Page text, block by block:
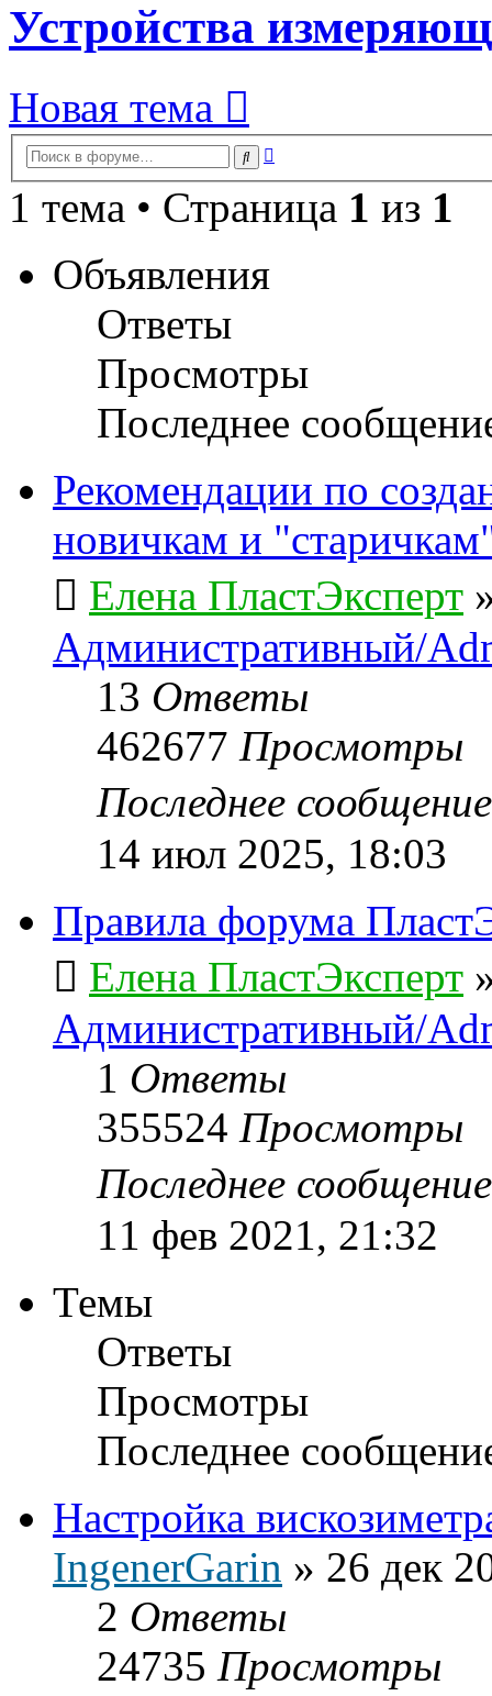
Устройства
Новая тема
Поиск
1 тема • Страница 1 из 1
Объявления
Ответы
Просмотры
Последнее
Рекомендации по
новичкам и
Елена ПластЭксперт
Административный/
13 Ответы
462677 Просмотры
Последнее
14 июл 2025, 18:03
Правила форума
Елена ПластЭксперт
Административный/
1 Ответы
355524 Просмотры
Последнее
11 фев 2021, 21:32
Темы
Ответы
Просмотры
Последнее
Настройка
IngenerGarin » 26 дек
2 Ответы
24735 Просмотры